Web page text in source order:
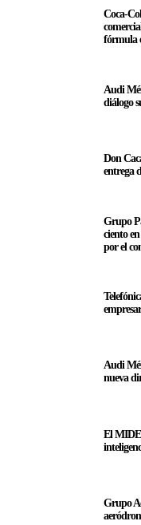
Coca-
fórmula
Audi
diálogo
Don
entrega
Grupo
ciento
por el
Audi
nueva
El MIDE
Grupo